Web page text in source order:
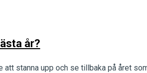
år?
stanna upp och se tillbaka på året